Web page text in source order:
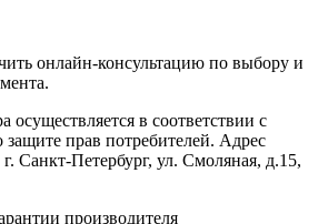
онлайн-консультацию по выбору и
осуществляется в соответствии с
прав потребителей. Адрес
Санкт-Петербург, ул. Смоляная, д.15,
производителя